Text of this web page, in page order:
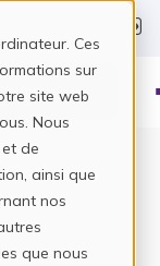
Ces
sur
site web
Nous
de
ainsi que
nos
que nous
nous